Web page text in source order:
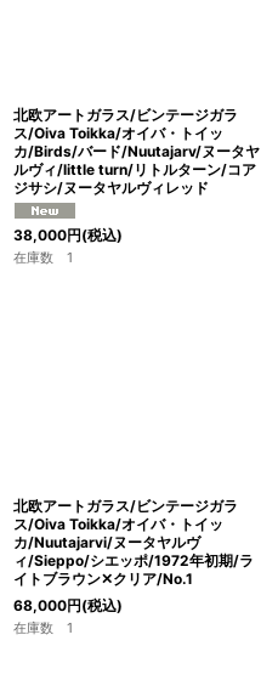
北欧アートガラス/ビンテージガラ
ス/Oiva Toikka/オイバ・トイッ
カ/Birds/バード/Nuutajarv/ヌータヤ
ルヴィ/little turn/リトルターン/コア
ジサシ/ヌータヤルヴィレッド
38,000円(税込)
在庫数 1
北欧アートガラス/ビンテージガラ
ス/Oiva Toikka/オイバ・トイッ
カ/Nuutajarvi/ヌータヤルヴ
ィ/Sieppo/シエッポ/1972年初期/ラ
イトブラウン✕クリア/No.1
68,000円(税込)
在庫数 1